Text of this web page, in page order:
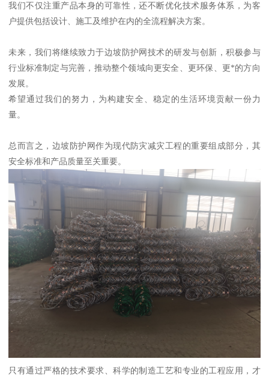
我们不仅注重产品本身的可靠性，还不断优化技术服务体系，为客
户提供包括设计、施工及维护在内的全流程解决方案。
未来，我们将继续致力于边坡防护网技术的研发与创新，积极参与
行业标准制定与完善，推动整个领域向更安全、更环保、更*的方向
发展。
希望通过我们的努力，为构建安全、稳定的生活环境贡献一份力
量。
总而言之，边坡防护网作为现代防灾减灾工程的重要组成部分，其
安全标准和产品质量至关重要。
只有通过严格的技术要求、科学的制造工艺和专业的工程应用，才